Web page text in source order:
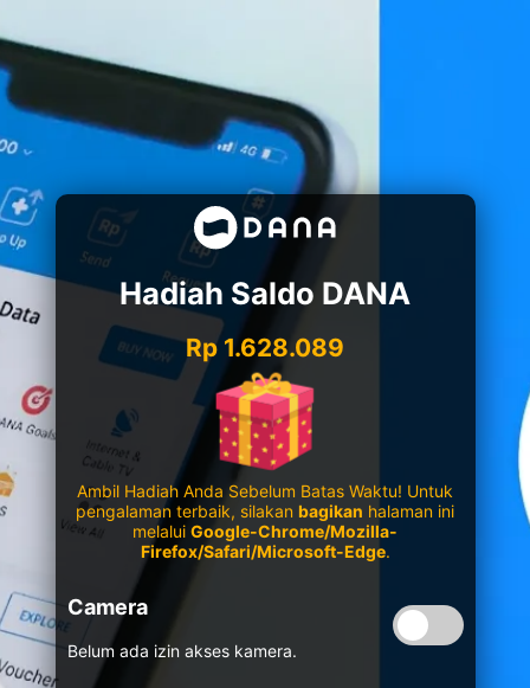
Hadiah Saldo DANA
Rp 1.628.089
Ambil Hadiah Anda Sebelum Batas Waktu! Untuk
pengalaman terbaik, silakan bagikan halaman ini
melalui Google-Chrome/Mozilla-
Firefox/Safari/Microsoft-Edge.
Camera
Belum ada izin akses kamera.